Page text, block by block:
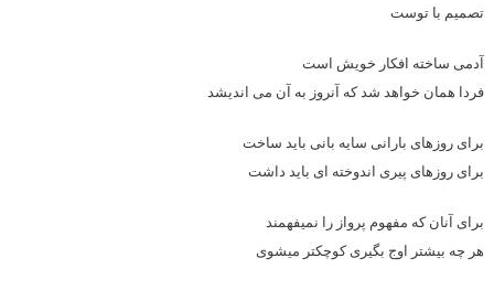
تصمیم با توست
آدمی ساخته افکار خویش است
فردا همان خواهد شد که آنروز به آن می اندیشد
برای روزهای بارانی سایه بانی باید ساخت
برای روزهای پیری اندوخته ای باید داشت
برای آنان که مفهوم پرواز را نمیفهمند
هر چه بیشتر اوج بگیری کوچکتر میشوی